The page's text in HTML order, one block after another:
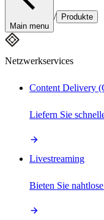
Main menu
/ Produkte
Netzwerkservices
Content Delivery
Liefern Sie
Livestreaming
Bieten Sie